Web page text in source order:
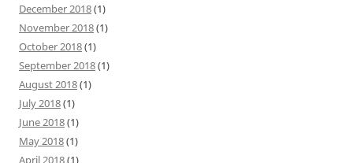
December 2018(1)
November 2018(1)
October 2018(1)
September 2018(1)
August 2018(1)
July 2018(1)
June 2018(1)
May 2018(1)
April 2018(1)